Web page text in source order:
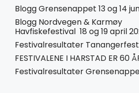
Blogg Grensenappet 13 og 14
Blogg Nordvegen & Karmøy
Havfiskefestival 18 og 19 april
Festivalresultater
FESTIVALENE I HARSTAD ER 60
Festivalresultater